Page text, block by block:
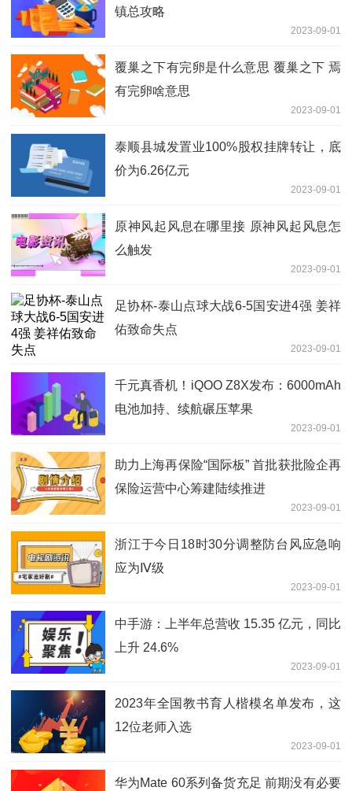
镇总攻略
2023-09-01
覆巢之下有完卵是什么意思 覆巢之下 焉
有完卵啥意思
2023-09-01
泰顺县城发置业100%股权挂牌转让，底
价为6.26亿元
2023-09-01
原神风起风息在哪里接 原神风起风息怎
么触发
2023-09-01
足协杯-泰山点球大战6-5国安进4强 姜祥
佑致命失点
2023-09-01
千元真香机！iQOO Z8X发布：6000mAh
电池加持、续航碾压苹果
2023-09-01
助力上海再保险“国际板” 首批获批险企再
保险运营中心筹建陆续推进
2023-09-01
浙江于今日18时30分调整防台风应急响
应为Ⅳ级
2023-09-01
中手游：上半年总营收 15.35 亿元，同比
上升 24.6%
2023-09-01
2023年全国教书育人楷模名单发布，这
12位老师入选
2023-09-01
华为Mate 60系列备货充足 前期没有必要